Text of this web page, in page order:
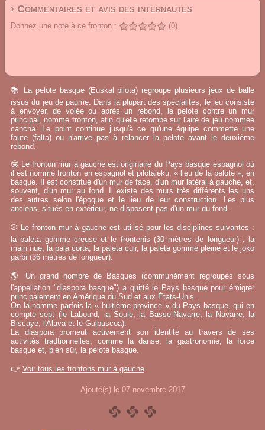
› Commentaires et avis des internautes
Donnez une note à ce fronton : (0)
📚 La pelote basque (Euskal pilota) regroupe plusieurs jeux de balle
issus du jeu de paume. Dans la plupart des spécialités, le jeu consiste
à envoyer, de volée ou après un rebond, la pelote contre un mur
principal, nommé fronton, afin qu'elle retombe sur l'aire de jeu nommée
cancha. Le point continue jusqu'à ce qu'une équipe commette une
faute (falta) ou n'arrive pas à relancer la pelote avant le deuxième
rebond.
🤓 Le fronton mur à gauche est originaire du Pays basque espagnol où
il est nommé frontón en espagnol et pilotaleku, « lieu de la pelote », en
basque. Il est constitué d'un mur de face, d'un mur latéral à gauche, et,
souvent, d'un mur au fond. Il existe des murs très différents les uns
des autres selon l'époque et le lieu de leur construction. Les plus
anciens, situés en extérieur, ne disposent pas d'un mur du fond.
⚾ Le fronton mur à gauche est utilisé pour les disciplines suivantes :
la paleta gomme creuse et le frontenis (30 mètres de longueur) ; la
main nue, la pala corta, la paleta cuir, la paleta gomme pleine et le joko
garbi (36 mètres de longueur).
🌎 Un grand nombre de Basques (communément regroupés sous
l'appellation "diaspora basque") a quitté le Pays basque pour émigrer
principalement en Amérique du Sud et aux États-Unis.
On la nomme parfois la « huitième province » du Pays basque, qui en
compte sept (le Labourd, la Soule, la Basse-Navarre, la Navarre, la
Biscaye, l'Alava et le Guipuscoa).
La diaspora promeut activement son identité au travers de ses
activités tradtionnelles, comme la danse, la gastronomie, la force
basque et, bien sûr, la pelote basque.
👉 Voir tous les frontons mur à gauche
Ajouté(s) le 07 novembre 2017